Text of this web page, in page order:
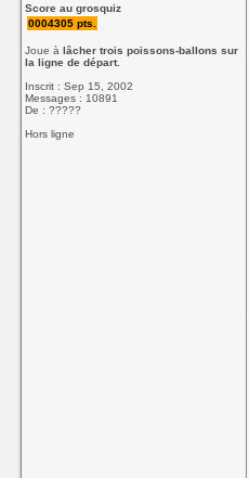
Score au grosquiz
0004305 pts.
Joue àlâcher trois poissons-ballons sur
la ligne de départ.
Inscrit : Sep 15, 2002
Messages : 10891
De : ?????
Hors ligne